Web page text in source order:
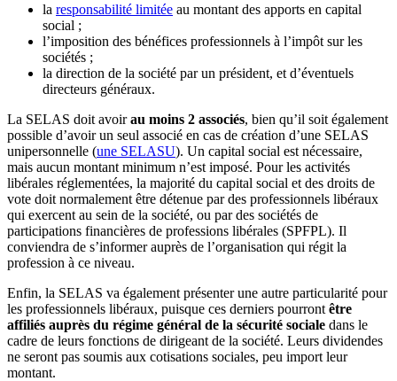
la responsabilité limitée au montant des apports en capital
social ;
l’imposition des bénéfices professionnels à l’impôt sur les
sociétés ;
la direction de la société par un président, et d’éventuels
directeurs généraux.
La SELAS doit avoirau moins 2 associés, bien qu’il soit également
possible d’avoir un seul associé en cas de création d’une SELAS
unipersonnelle (une SELASU). Un capital social est nécessaire,
mais aucun montant minimum n’est imposé. Pour les activités
libérales réglementées, la majorité du capital social et des droits de
vote doit normalement être détenue par des professionnels libéraux
qui exercent au sein de la société, ou par des sociétés de
participations financières de professions libérales (SPFPL). Il
conviendra de s’informer auprès de l’organisation qui régit la
profession à ce niveau.
Enfin, la SELAS va également présenter une autre particularité pour
les professionnels libéraux, puisque ces derniers pourront être
affiliés auprès du régime général de la sécurité sociale dans le
cadre de leurs fonctions de dirigeant de la société. Leurs dividendes
ne seront pas soumis aux cotisations sociales, peu import leur
montant.